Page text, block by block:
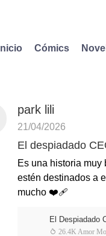
Inicio Cómics
park lili
21/04/2026
El despiadado
Es una historia
estén destinados a
mucho ❤️‍🩹
El Despiadado
 26.4K Amor